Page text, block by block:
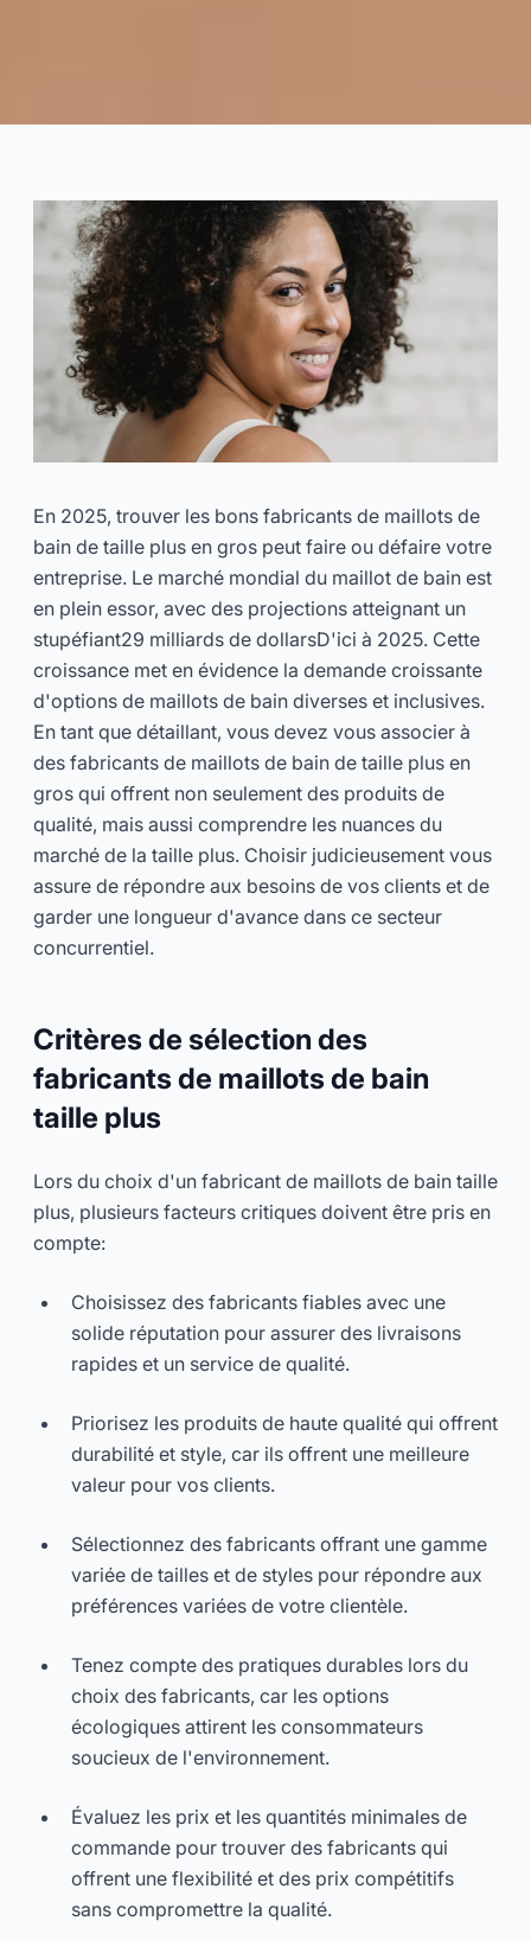
pour la vente en gros en 2025
2024-12 Dayu
Consultez Maintenant
En 2025, trouver les bons fabricants de maillots de
bain de taille plus en gros peut faire ou défaire votre
entreprise. Le marché mondial du maillot de bain est
en plein essor, avec des projections atteignant un
stupéfiant29 milliards de dollarsD'ici à 2025. Cette
croissance met en évidence la demande croissante
d'options de maillots de bain diverses et inclusives.
En tant que détaillant, vous devez vous associer à
des fabricants de maillots de bain de taille plus en
gros qui offrent non seulement des produits de
qualité, mais aussi comprendre les nuances du
marché de la taille plus. Choisir judicieusement vous
assure de répondre aux besoins de vos clients et de
garder une longueur d'avance dans ce secteur
concurrentiel.
Critères de sélection des
fabricants de maillots de bain
taille plus
Lors du choix d'un fabricant de maillots de bain taille
plus, plusieurs facteurs critiques doivent être pris en
compte:
Choisissez des fabricants fiables avec une
solide réputation pour assurer des livraisons
rapides et un service de qualité.
Priorisez les produits de haute qualité qui offrent
durabilité et style, car ils offrent une meilleure
valeur pour vos clients.
Sélectionnez des fabricants offrant une gamme
variée de tailles et de styles pour répondre aux
préférences variées de votre clientèle.
Tenez compte des pratiques durables lors du
choix des fabricants, car les options
écologiques attirent les consommateurs
soucieux de l'environnement.
Évaluez les prix et les quantités minimales de
commande pour trouver des fabricants qui
offrent une flexibilité et des prix compétitifs
sans compromettre la qualité.